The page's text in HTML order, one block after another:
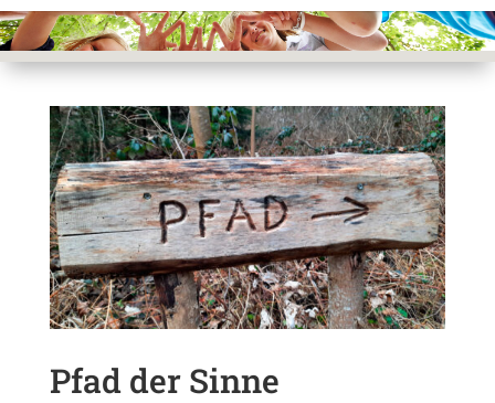
Pfad der Sinne